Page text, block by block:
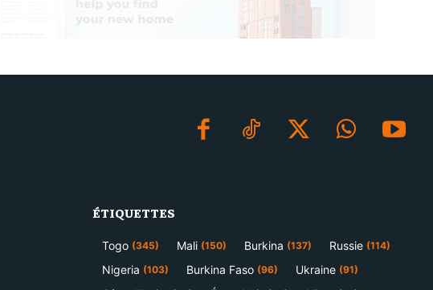
ÉTIQUETTES
Togo (345) Mali (150) Burkina (137) Russie (114)
Nigeria (103) Burkina Faso (96) Ukraine (91)